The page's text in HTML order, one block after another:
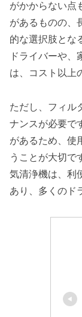
がかからない点
があるものの、
的な選択肢とな
ドライバーや、
は、コスト以上
ただし、フィル
ナンスが必要で
があるため、使
うことが大切で
気清浄機は、利
あり、多くのド